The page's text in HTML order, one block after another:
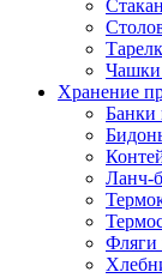
Хранение
Банки
Ланч-
Фляги